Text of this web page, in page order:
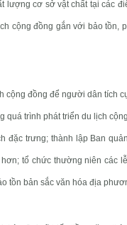
lượng cơ sở vật chất tại các
cộng đồng gắn với bảo tồn,
cộng đồng để người dân tích
quá trình phát triển du lịch
đặc trưng; thành lập Ban
tổ chức thường niên các
tồn bản sắc văn hóa địa